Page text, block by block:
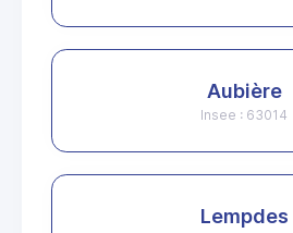
Aubière
Insee : 63014
Lempdes